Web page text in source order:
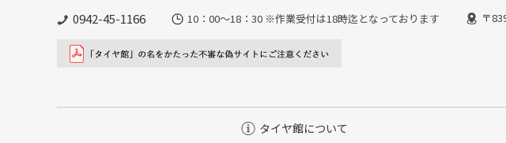
0942-45-1166 10：00～18：30 ※作業受付は18時迄となっております 〒
タイヤ館について